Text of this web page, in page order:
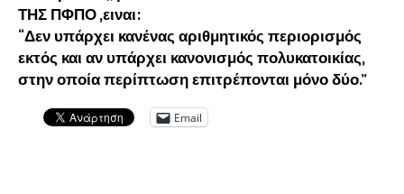
ΤΗΣ ΠΦΠΟ ,ειναι:
“Δεν υπάρχει κανένας αριθμητικός περιορισμός
εκτός και αν υπάρχει κανονισμός πολυκατοικίας,
στην οποία περίπτωση επιτρέπονται μόνο δύο.”
Email